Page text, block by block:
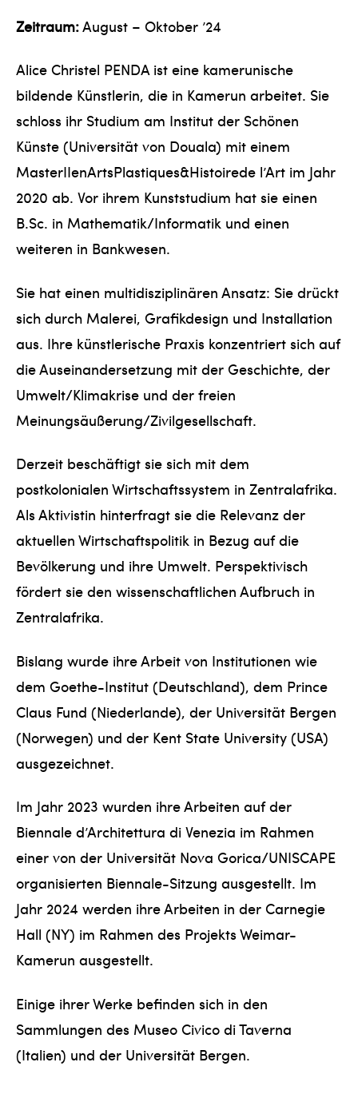
Zeitraum:August – Oktober ’24
Alice Christel PENDA ist eine kamerunische
bildende Künstlerin, die in Kamerun arbeitet. Sie
schloss ihr Studium am Institut der Schönen
Künste (Universität von Douala) mit einem
MasterIIenArtsPlastiques&Histoirede l’Art im Jahr
2020 ab. Vor ihrem Kunststudium hat sie einen
B.Sc. in Mathematik/Informatik und einen
weiteren in Bankwesen.
Sie hat einen multidisziplinären Ansatz: Sie drückt
sich durch Malerei, Grafikdesign und Installation
aus. Ihre künstlerische Praxis konzentriert sich auf
die Auseinandersetzung mit der Geschichte, der
Umwelt/Klimakrise und der freien
Meinungsäußerung/Zivilgesellschaft.
Derzeit beschäftigt sie sich mit dem
postkolonialen Wirtschaftssystem in Zentralafrika.
Als Aktivistin hinterfragt sie die Relevanz der
aktuellen Wirtschaftspolitik in Bezug auf die
Bevölkerung und ihre Umwelt. Perspektivisch
fördert sie den wissenschaftlichen Aufbruch in
Zentralafrika.
Bislang wurde ihre Arbeit von Institutionen wie
dem Goethe-Institut (Deutschland), dem Prince
Claus Fund (Niederlande), der Universität Bergen
(Norwegen) und der Kent State University (USA)
ausgezeichnet.
Im Jahr 2023 wurden ihre Arbeiten auf der
Biennale d’Architettura di Venezia im Rahmen
einer von der Universität Nova Gorica/UNISCAPE
organisierten Biennale-Sitzung ausgestellt. Im
Jahr 2024 werden ihre Arbeiten in der Carnegie
Hall (NY) im Rahmen des Projekts Weimar-
Kamerun ausgestellt.
Einige ihrer Werke befinden sich in den
Sammlungen des Museo Civico di Taverna
(Italien) und der Universität Bergen.